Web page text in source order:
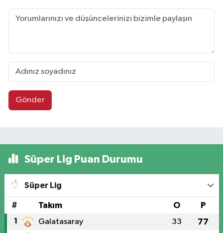
Gönder
Süper Lig Puan Durumu
Süper Lig
# Takım O P
1 Galatasaray 33 77